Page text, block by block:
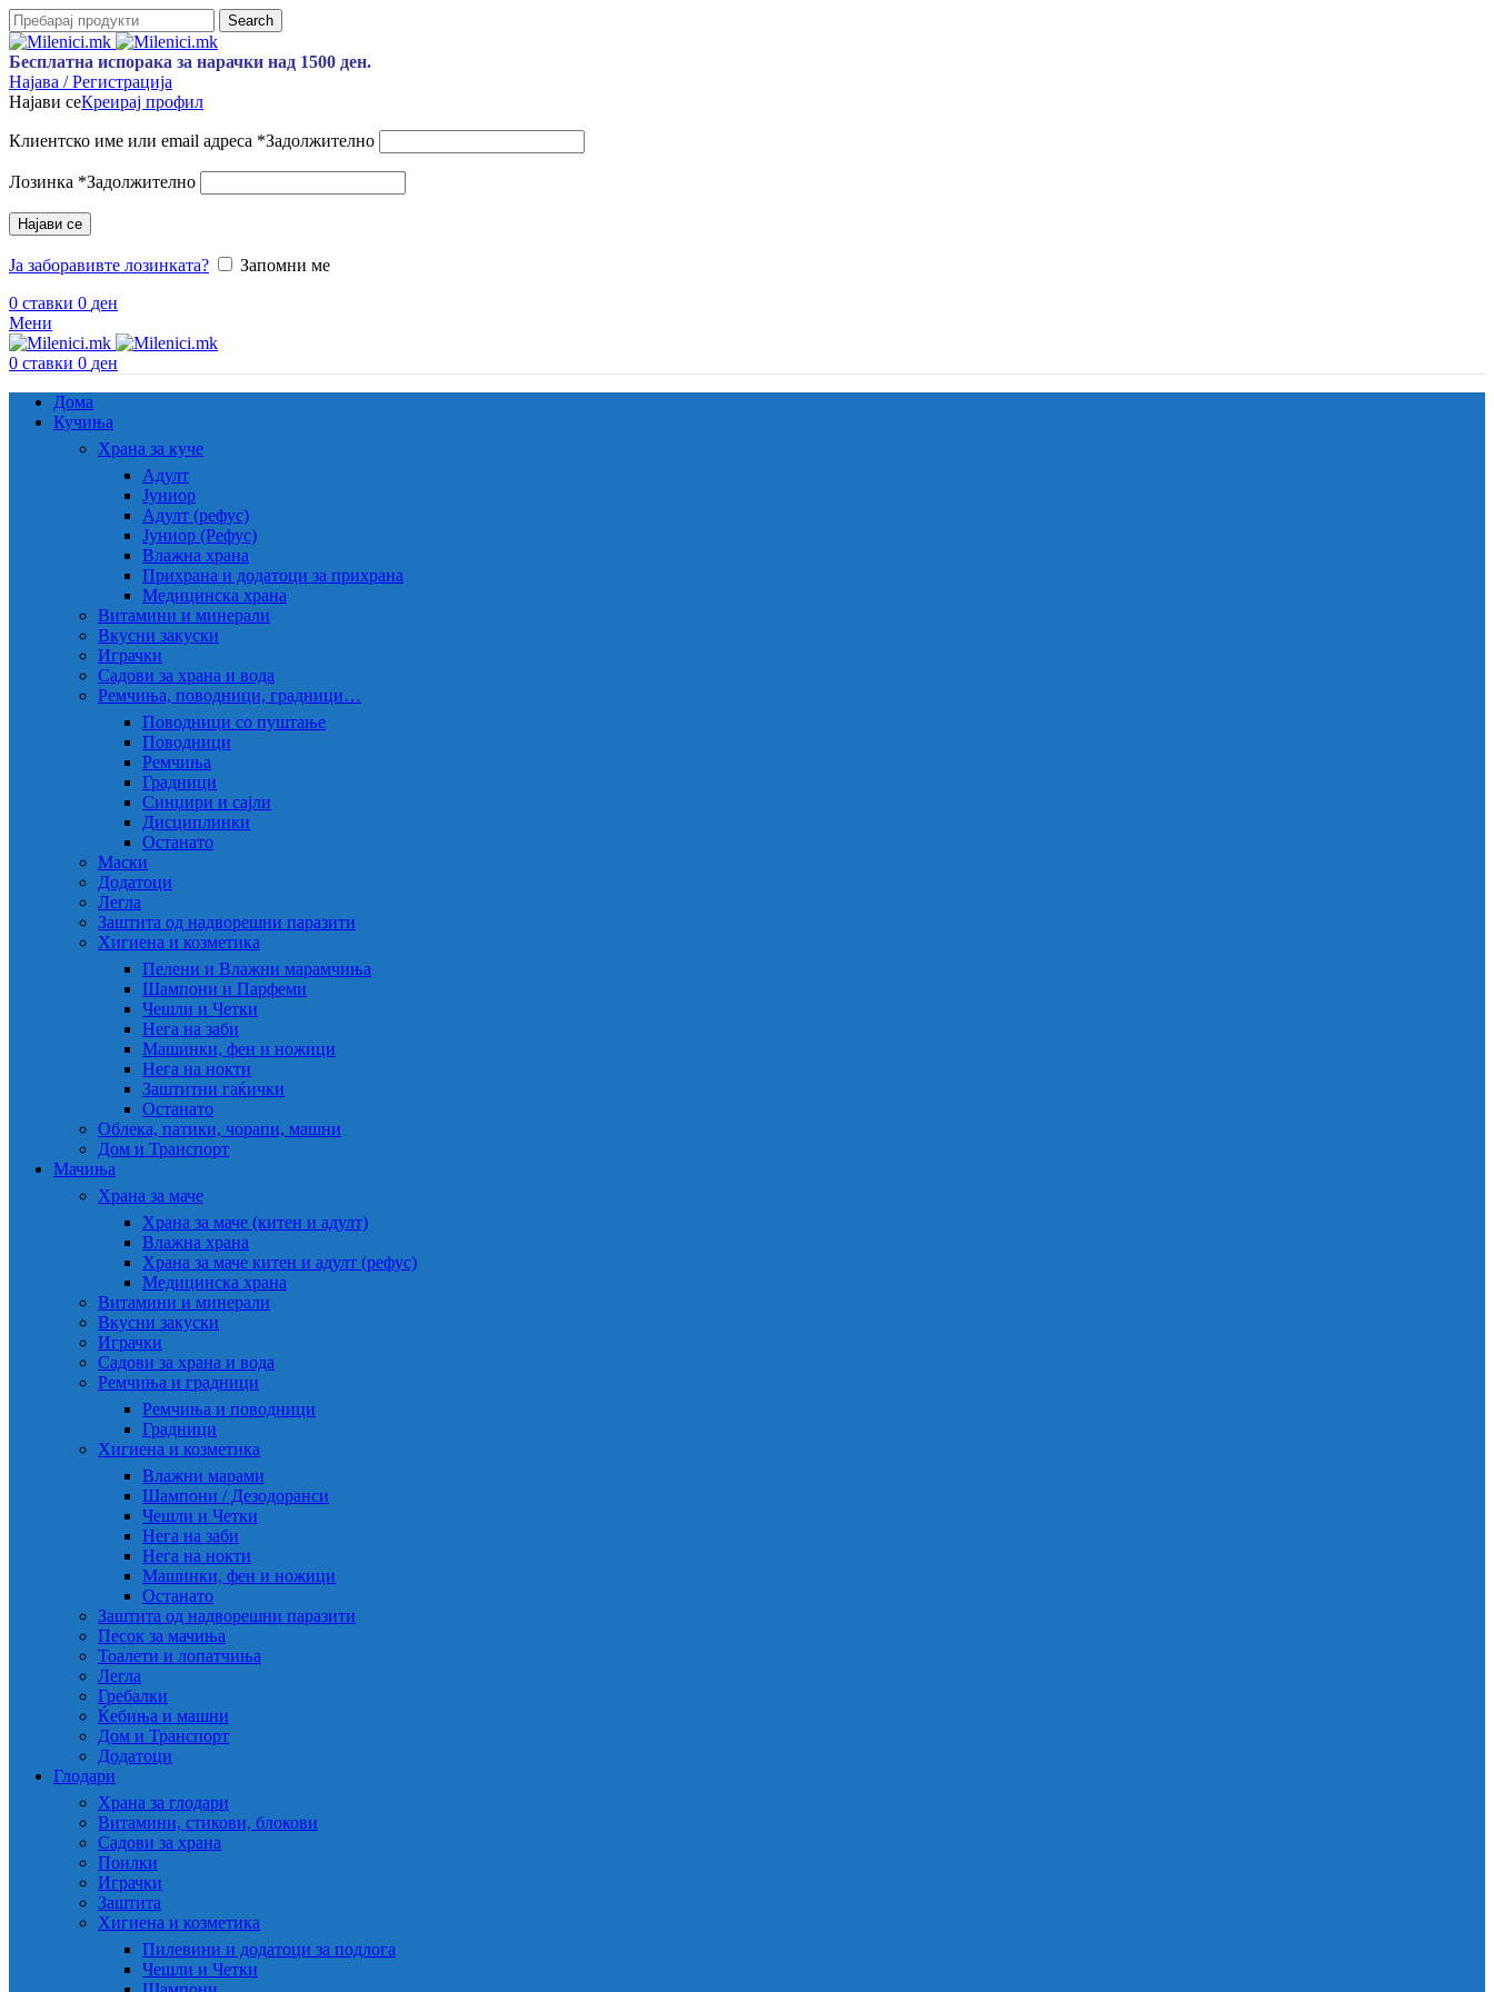
Search
Бесплатна испорака за нарачки над 1500 ден.
Најава / Регистрација
Најави сеКреирај профил
Клиентско име или email адреса *Задолжително
Лозинка *Задолжително
Најави се
Ја заборавивте лозинката?
Запомни ме
0 ставки 0 ден
Мени
0 ставки 0 ден
Дома
Кучиња
Храна за куче
Адулт
Јуниор
Адулт (рефус)
Јуниор (Рефус)
Влажна храна
Прихрана и додатоци за прихрана
Медицинска храна
Витамини и минерали
Вкусни закуски
Играчки
Садови за храна и вода
Ремчиња, поводници, градници…
Поводници со пуштање
Поводници
Ремчиња
Градници
Синџири и сајли
Дисциплинки
Останато
Маски
Додатоци
Легла
Заштита од надворешни паразити
Хигиена и козметика
Пелени и Влажни марамчиња
Шампони и Парфеми
Чешли и Четки
Нега на заби
Машинки, фен и ножици
Нега на нокти
Заштитни гаќички
Останато
Облека, патики, чорапи, машни
Дом и Транспорт
Мачиња
Храна за маче
Храна за маче (китен и адулт)
Влажна храна
Храна за маче китен и адулт (рефус)
Медицинска храна
Витамини и минерали
Вкусни закуски
Играчки
Садови за храна и вода
Ремчиња и градници
Ремчиња и поводници
Градници
Хигиена и козметика
Влажни марами
Шампони / Дезодоранси
Чешли и Четки
Нега на заби
Нега на нокти
Машинки, фен и ножици
Останато
Заштита од надворешни паразити
Песок за мачиња
Тоалети и лопатчиња
Легла
Гребалки
Ќебиња и машни
Дом и Транспорт
Додатоци
Глодари
Храна за глодари
Витамини, стикови, блокови
Садови за храна
Поилки
Играчки
Заштита
Хигиена и козметика
Пилевини и додатоци за подлога
Чешли и Четки